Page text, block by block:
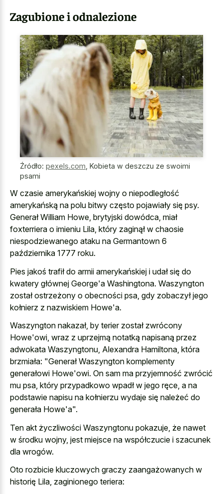
Zagubione i odnalezione
Źródło: pexels.com Kobieta w deszczu ze swoimi
psami
W czasie amerykańskiej wojny o niepodległość
amerykańską na polu bitwy często pojawiały się psy.
Generał William Howe, brytyjski dowódca, miał
foxterriera o imieniu Lila, który zaginął w chaosie
niespodziewanego ataku na Germantown 6
października 1777 roku.
Pies jakoś trafił do armii amerykańskiej i udał się do
kwatery głównej George'a Washingtona. Waszyngton
został ostrzeżony o obecności psa, gdy zobaczył jego
kołnierz z nazwiskiem Howe'a.
Waszyngton nakazał, by terier został zwrócony
Howe'owi, wraz z uprzejmą notatką napisaną przez
adwokata Waszyngtonu, Alexandra Hamiltona, która
brzmiała: "Generał Waszyngton komplementy
generałowi Howe'owi. On sam ma przyjemność zwrócić
mu psa, który przypadkowo wpadł w jego ręce, a na
podstawie napisu na kołnierzu wydaje się należeć do
generała Howe'a".
Ten akt życzliwości Waszyngtonu pokazuje, że nawet
w środku wojny, jest miejsce na współczucie i szacunek
dla wrogów.
Oto rozbicie kluczowych graczy zaangażowanych w
historię Lila, zaginionego teriera: